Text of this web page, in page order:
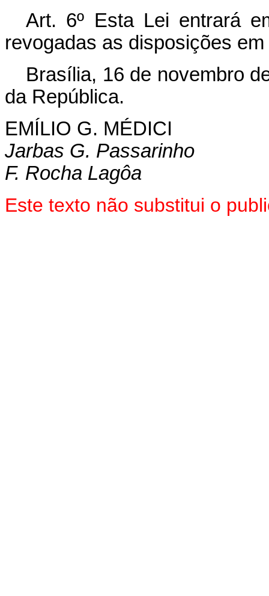
Art. 6º Esta Lei entrará
revogadas as disposições
Brasília, 16 de novembro
da República.
EMÍLIO G. MÉDICI
Jarbas G. Passarinho
F. Rocha Lagôa
Este texto não substitui o